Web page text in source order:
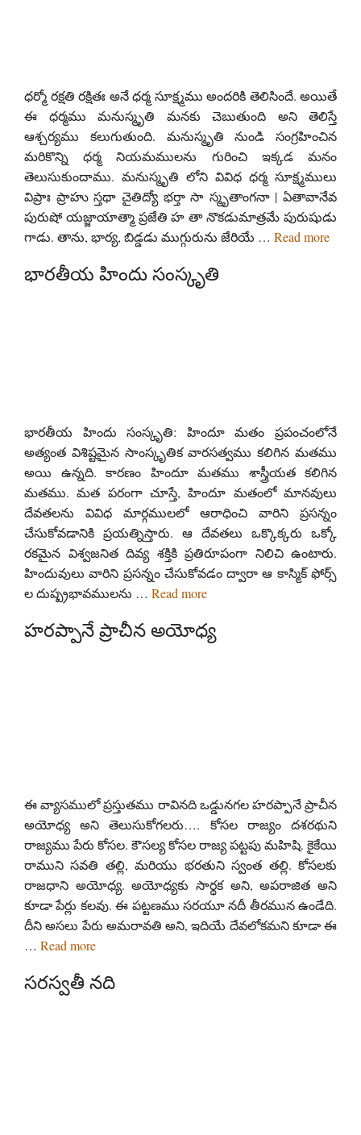
ధర్మో రక్షతి రక్షితః అనే ధర్మ సూక్ష్మము అందరికి తెలిసిందే. అయితే
ఈ ధర్మము మనుస్మృతి మనకు చెబుతుంది అని తెలిస్తే
ఆశ్చర్యము కలుగుతుంది. మనుస్మృతి నుండి సంగ్రహించిన
మరికొన్ని ధర్మ నియమములను గురించి ఇక్కడ మనం
తెలుసుకుందాము. మనుస్మృతి లోని వివిధ ధర్మ సూక్ష్మములు
విప్రాః ప్రాహు స్తథా చైతిద్యో భర్తా సా స్మృతాంగనా | ఏతావానేవ
పురుషో యజ్జాయాత్మా ప్రజేతి హ తా నొకడుమాత్రమే పురుషుడు
గాడు. తాను, భార్య, బిడ్డడు ముగ్గురును జేరియే … Read more
భారతీయ హిందు సంస్కృతి
భారతీయ హిందు సంస్కృతి: హిందూ మతం ప్రపంచంలోనే
అత్యంత విశిష్టమైన సాంస్కృతిక వారసత్వము కలిగిన మతము
అయి ఉన్నది. కారణం హిందూ మతము శాస్త్రీయత కలిగిన
మతము. మత పరంగా చూస్తే, హిందూ మతంలో మానవులు
దేవతలను వివిధ మార్గములలో ఆరాధించి వారిని ప్రసన్నం
చేసుకోవడానికి ప్రయత్నిస్తారు. ఆ దేవతలు ఒక్కొక్కరు ఒక్కో
రకమైన విశ్వజనిత దివ్య శక్తికి ప్రతిరూపంగా నిలిచి ఉంటారు.
హిందువులు వారిని ప్రసన్నం చేసుకోవడం ద్వారా ఆ కాస్మిక్ ఫోర్స్
ల దుష్ప్రభావములను … Read more
హరప్పానే ప్రాచీన అయోధ్య
ఈ వ్యాసములో ప్రస్తుతము రావినది ఒడ్డునగల హరప్పానే ప్రాచీన
అయోధ్య అని తెలుసుకోగలరు…. కోసల రాజ్యం దశరథుని
రాజ్యము పేరు కోసల. కౌసల్య కోసల రాజ్య పట్టపు మహిషి. కైకేయి
రాముని సవతి తల్లి, మరియు భరతుని స్వంత తల్లి. కోసలకు
రాజధాని అయోధ్య. అయోధ్యకు సార్థక అని, అపరాజిత అని
కూడా పేర్లు కలవు. ఈ పట్టణము సరయూ నదీ తీరమున ఉండేది.
దీని అసలు పేరు అమరావతి అని, ఇదియే దేవలోకమని కూడా ఈ
… Read more
సరస్వతీ నది